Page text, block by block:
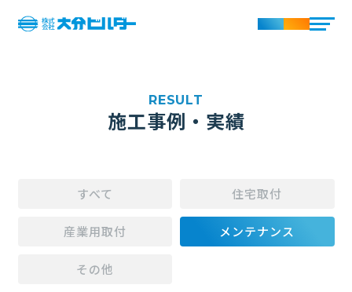
施工事例・実績
すべて 住宅取付
産業用取付 メンテナンス
その他